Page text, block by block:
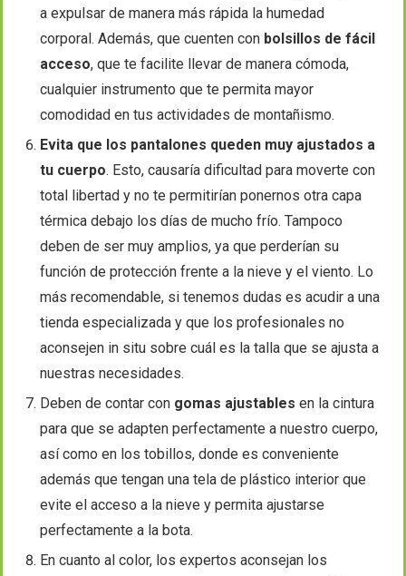
a expulsar de manera más rápida la humedad
corporal. Además, que cuenten con bolsillos de fácil
acceso, que te facilite llevar de manera cómoda,
cualquier instrumento que te permita mayor
comodidad en tus actividades de montañismo.
Evita que los pantalones queden muy ajustados a
tu cuerpo. Esto, causaría dificultad para moverte con
total libertad y no te permitirían ponernos otra capa
térmica debajo los días de mucho frío. Tampoco
deben de ser muy amplios, ya que perderían su
función de protección frente a la nieve y el viento. Lo
más recomendable, si tenemos dudas es acudir a una
tienda especializada y que los profesionales no
aconsejen in situ sobre cuál es la talla que se ajusta a
nuestras necesidades.
Deben de contar con gomas ajustables en la cintura
para que se adapten perfectamente a nuestro cuerpo,
así como en los tobillos, donde es conveniente
además que tengan una tela de plástico interior que
evite el acceso a la nieve y permita ajustarse
perfectamente a la bota.
En cuanto al color, los expertos aconsejan los